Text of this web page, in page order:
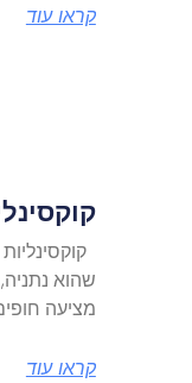
קראו עוד
שהוא
מציעה
קראו עוד